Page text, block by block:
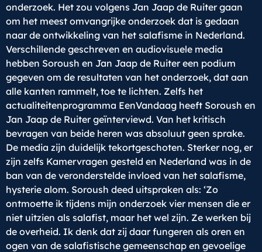
onderzoek. Het zou volgens Jan Jaap de Ruiter gaan
om het meest omvangrijke onderzoek dat is gedaan
naar de ontwikkeling van het salafisme in Nederland.
Verschillende geschreven en audiovisuele media
hebben Soroush en Jan Jaap de Ruiter een podium
gegeven om de resultaten van het onderzoek, dat aan
alle kanten rammelt, toe te lichten. Zelfs het
actualiteitenprogramma EenVandaag heeft Soroush en
Jan Jaap de Ruiter geïnterviewd. Van het kritisch
bevragen van beide heren was absoluut geen sprake.
De media zijn duidelijk tekortgeschoten. Sterker nog, er
zijn zelfs Kamervragen gesteld en Nederland was in de
ban van de veronderstelde invloed van het salafisme,
hysterie alom. Soroush deed uitspraken als: ‘Zo
ontmoette ik tijdens mijn onderzoek vier mensen die er
niet uitzien als salafist, maar het wel zijn. Ze werken bij
de overheid. Ik denk dat zij daar fungeren als oren en
ogen van de salafistische gemeenschap en gevoelige